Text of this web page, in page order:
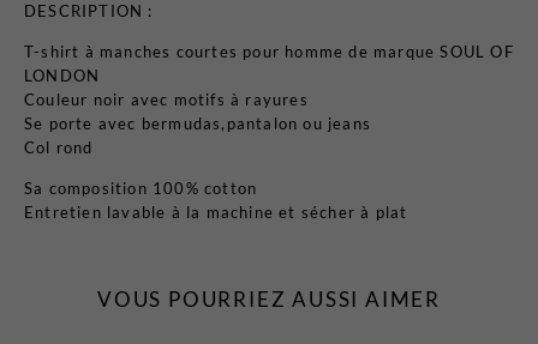
DESCRIPTION :
T-shirt à manches courtes pour homme de marque SOUL OF
LONDON
Couleur noir avec motifs à rayures
Se porte avec bermudas,pantalon ou jeans
Col rond
Sa composition 100% cotton
Entretien lavable à la machine et sécher à plat
VOUS POURRIEZ AUSSI AIMER